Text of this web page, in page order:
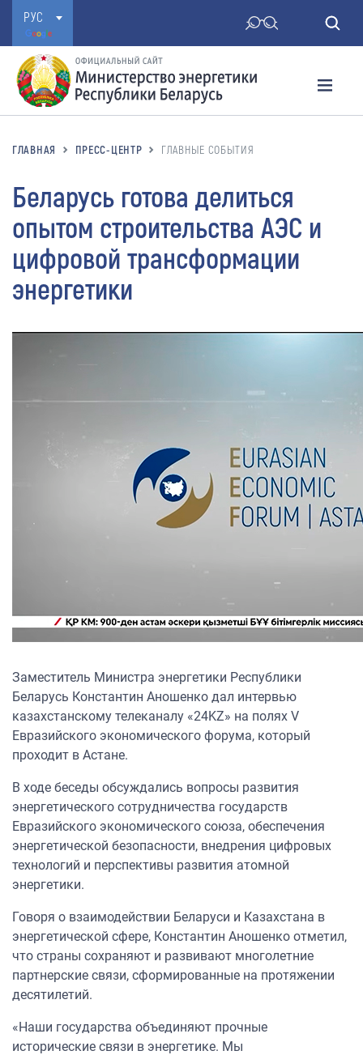
РУС
ГЛАВНАЯ ПРЕСС-ЦЕНТР ГЛАВНЫЕ СОБЫТИЯ
Беларусь готова делиться
опытом строительства АЭС и
цифровой трансформации
энергетики
Заместитель Министра энергетики Республики
Беларусь Константин Аношенко дал интервью
казахстанскому телеканалу «24KZ» на полях V
Евразийского экономического форума, который
проходит в Астане.
В ходе беседы обсуждались вопросы развития
энергетического сотрудничества государств
Евразийского экономического союза, обеспечения
энергетической безопасности, внедрения цифровых
технологий и перспективы развития атомной
энергетики.
Говоря о взаимодействии Беларуси и Казахстана в
энергетической сфере, Константин Аношенко отметил,
что страны сохраняют и развивают многолетние
партнерские связи, сформированные на протяжении
десятилетий.
«Наши государства объединяют прочные
исторические связи в энергетике. Мы